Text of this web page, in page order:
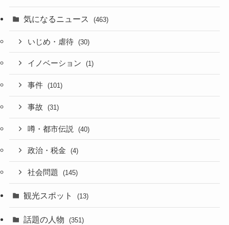
気になるニュース (463)
いじめ・虐待 (30)
イノベーション (1)
事件 (101)
事故 (31)
噂・都市伝説 (40)
政治・税金 (4)
社会問題 (145)
観光スポット (13)
話題の人物 (351)